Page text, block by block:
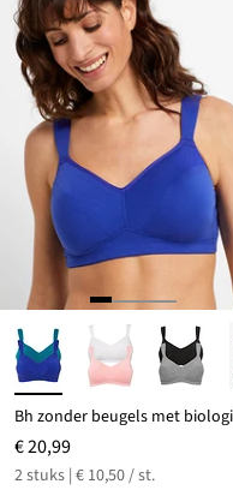
€ 20,99
2 stuks | € 10,50 / st.